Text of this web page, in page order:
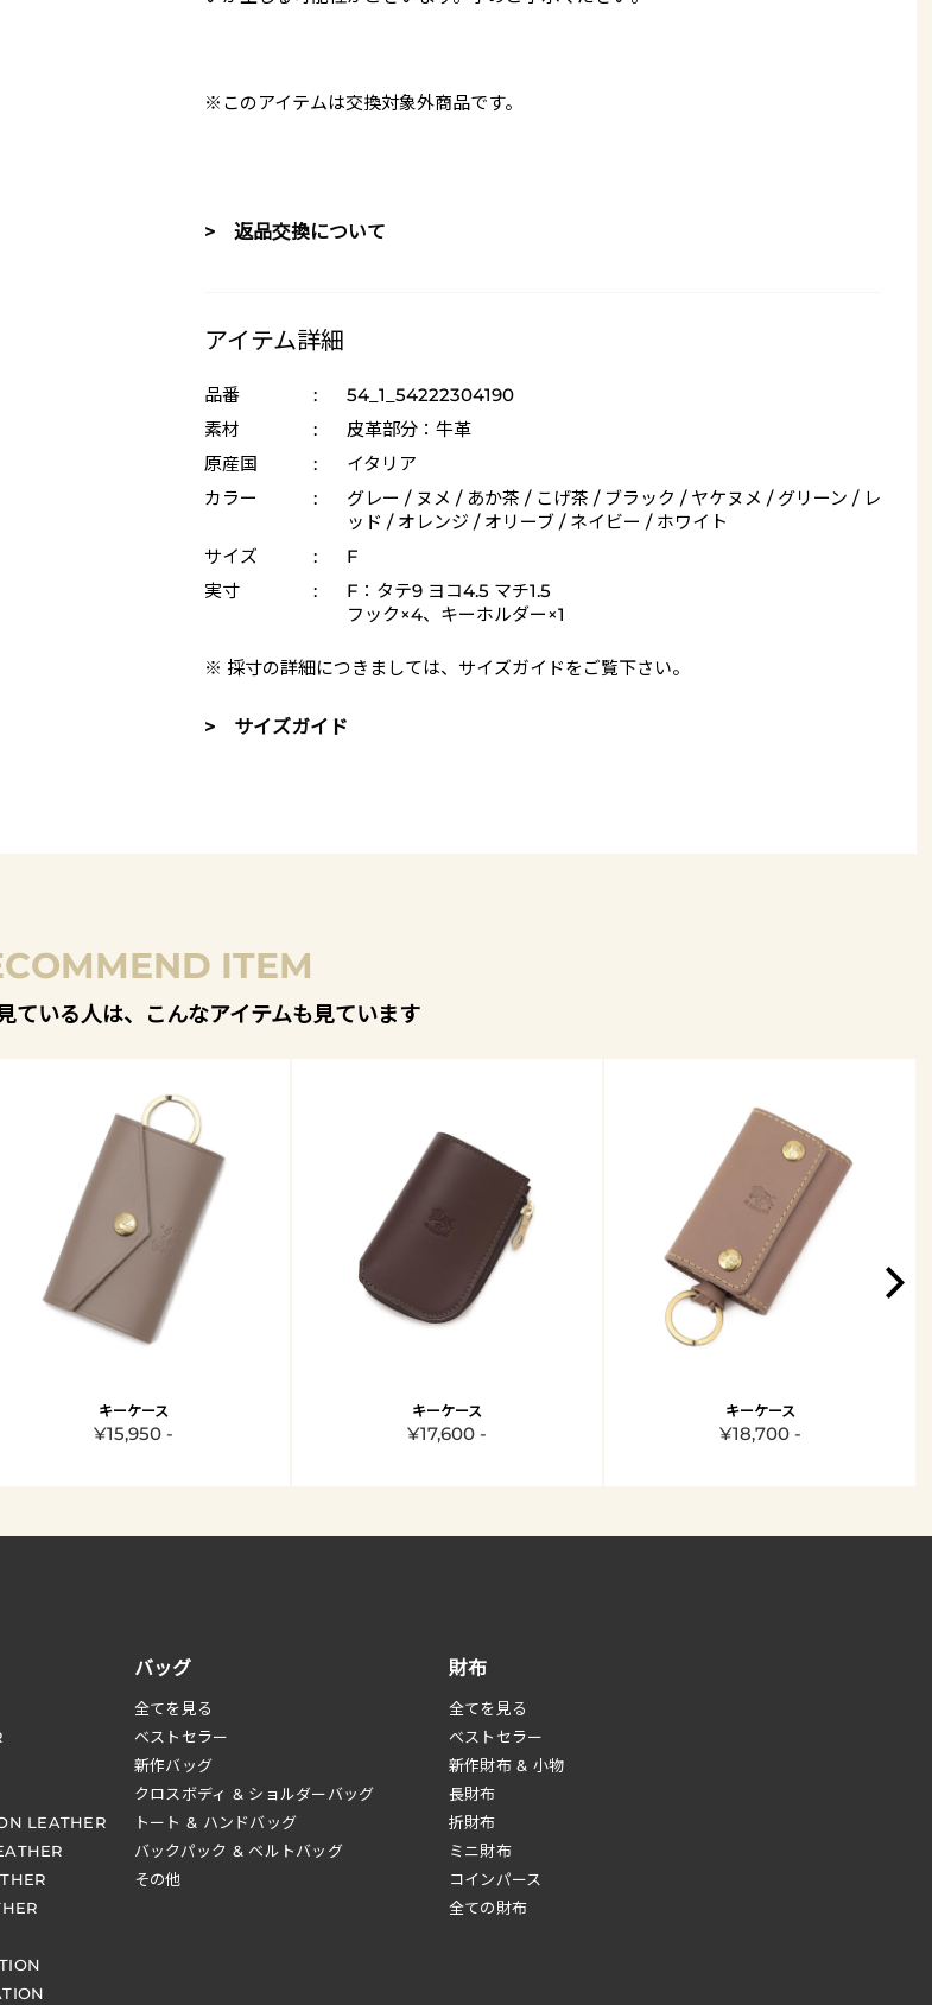
※このアイテムは交換対象外商品です。
> 返品交換について
アイテム詳細
品番 :
54_1_54222304190
素材
:
皮革部分：牛革
原産国
:
イタリア
カラー
:
グレー / ヌメ / あか茶 / こげ茶 / ブラック / ヤケヌメ / グリーン / レ
ッド / オレンジ / オリーブ / ネイビー / ホワイト
サイズ
:
F
実寸
:
F：タテ9 ヨコ4.5 マチ1.5
フック×4、キーホルダー×1
※ 採寸の詳細につきましては、 サイズガイドをご覧下さい。
> サイズガイド
ITEM
ている人は、こんなアイテムも見ています
キーケース
¥15,950 -
キーケース
¥17,600 -
キーケース
¥18,700 -
LEATHER
財布
全てを見る
べストセラー
新作財布 & 小物
長財布
折財布
ミニ財布
コインパース
全ての財布
バッグ
全てを見る
ベストセラー
新作バッグ
クロスボディ & ショルダーバッグ
トート & ハンドバッグ
バックパック & ベルトバッグ
その他